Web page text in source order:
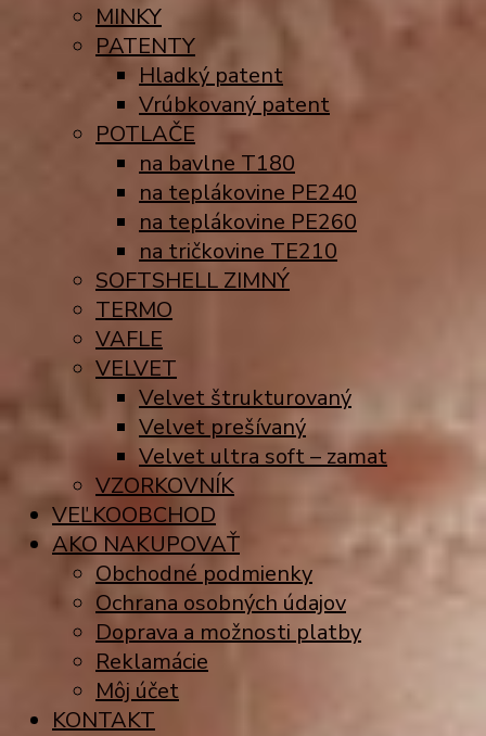
MINKY
PATENTY
Hladký patent
Vrúbkovaný patent
POTLAČE
na bavlne T180
na teplákovine PE240
na teplákovine PE260
na tričkovine TE210
SOFTSHELL ZIMNÝ
TERMO
VAFLE
VELVET
Velvet štrukturovaný
Velvet prešívaný
Velvet ultra soft – zamat
VZORKOVNÍK
VEĽKOOBCHOD
AKO NAKUPOVAŤ
Obchodné podmienky
Ochrana osobných údajov
Doprava a možnosti platby
Reklamácie
Môj účet
KONTAKT